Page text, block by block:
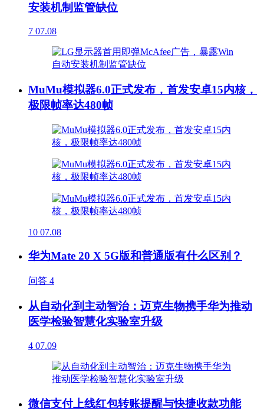
安装机制监管缺位
7 07.08
MuMu模拟器6.0正式发布，首发安卓15内核，
极限帧率达480帧
10 07.08
华为Mate 20 X 5G版和普通版有什么区别？
问答 4
从自动化到主动智治：迈克生物携手华为推动
医学检验智慧化实验室升级
4 07.09
微信支付上线红包转账提醒与快捷收款功能